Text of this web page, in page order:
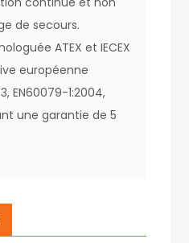
de secours.
ATEX et IECEX
européenne
EN60079-1:2004,
une garantie de 5